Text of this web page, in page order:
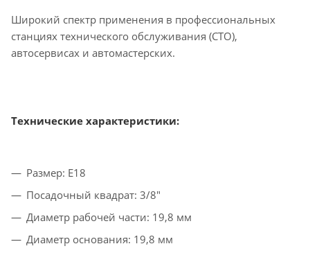
Широкий спектр применения в профессиональных
станциях технического обслуживания (СТО),
автосервисах и автомастерских.
Технические характеристики:
Размер: Е18
Посадочный квадрат: 3/8"
Диаметр рабочей части: 19,8 мм
Диаметр основания: 19,8 мм